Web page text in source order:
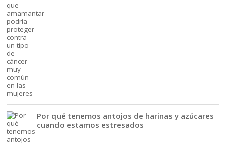
Por qué tenemos antojos de harinas y azúcares
cuando estamos estresados